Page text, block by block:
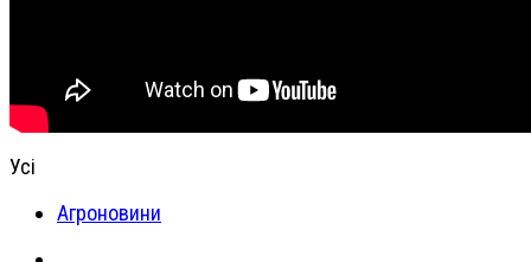
Усі
Агроновини